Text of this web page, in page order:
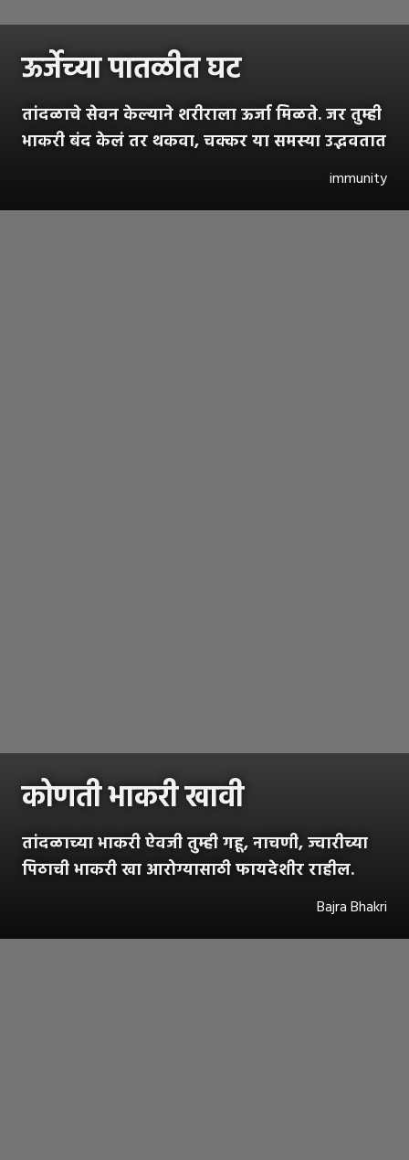
ऊर्जेच्या पातळीत घट
तांदळाचे सेवन केल्याने शरीराला ऊर्जा मिळते. जर तुम्ही
भाकरी बंद केलं तर थकवा, चक्कर या समस्या उद्भवतात
immunity
कोणती भाकरी खावी
तांदळाच्या भाकरी ऐवजी तुम्ही गहू, नाचणी, ज्वारीच्या
पिठाची भाकरी खा आरोग्यासाठी फायदेशीर राहील.
Bajra Bhakri